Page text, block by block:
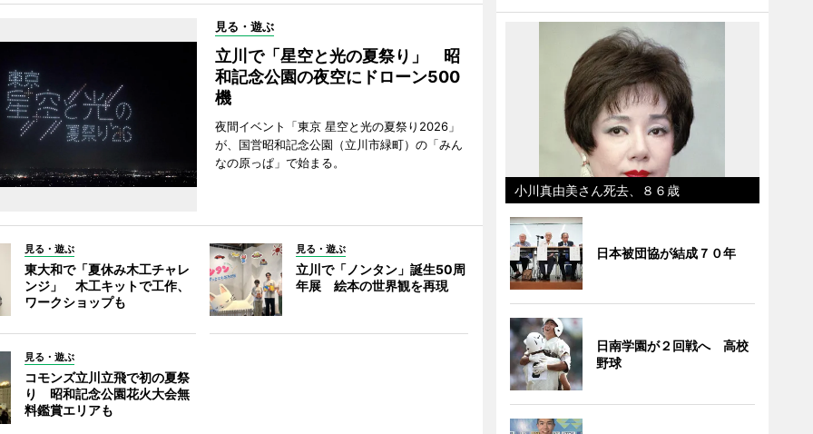
見る・遊ぶ
立川で「星空と光の夏祭り」 昭
和記念公園の夜空にドローン500
機
夜間イベント「東京 星空と光の夏祭り2026」
が、国営昭和記念公園（立川市緑町）の「みん
なの原っぱ」で始まる。
見る・遊ぶ
東大和で「夏休み木工チャレ
ンジ」 木工キットで工作、
ワークショップも
見る・遊ぶ
立川で「ノンタン」誕生50周
年展 絵本の世界観を再現
見る・遊ぶ
コモンズ立川立飛で初の夏祭
り 昭和記念公園花火大会無
料鑑賞エリアも
小川真由美さん死去、８６歳
日本被団協が結成７０年
日南学園が２回戦へ 高校
野球